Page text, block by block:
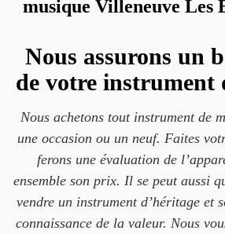
musique Villeneuve Les
Nous assurons un
de votre instrument
Nous achetons tout instrument de
une occasion ou un neuf. Faites
ferons une évaluation de
ensemble son prix. Il se peut aussi
vendre un instrument d’héritage et
connaissance de la valeur. Nous